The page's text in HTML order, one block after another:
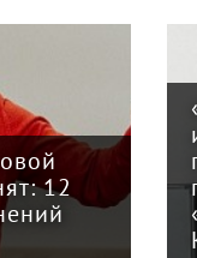
12